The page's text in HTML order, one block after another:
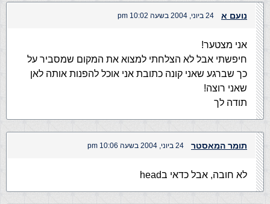
נועם א 24 ביוני, 2004 בשעה 10:02 pm
אני מצטער!
חיפשתי אבל לא הצלחתי למצוא את המקום שמסביר על
כך שברגע שאני קונה כתובת אני אוכל להפנות אותה לאן
שאני רוצה!
תודה לך
תומר המאסטר 24 ביוני, 2004 בשעה 10:06 pm
לא חובה, אבל כדאי בhead